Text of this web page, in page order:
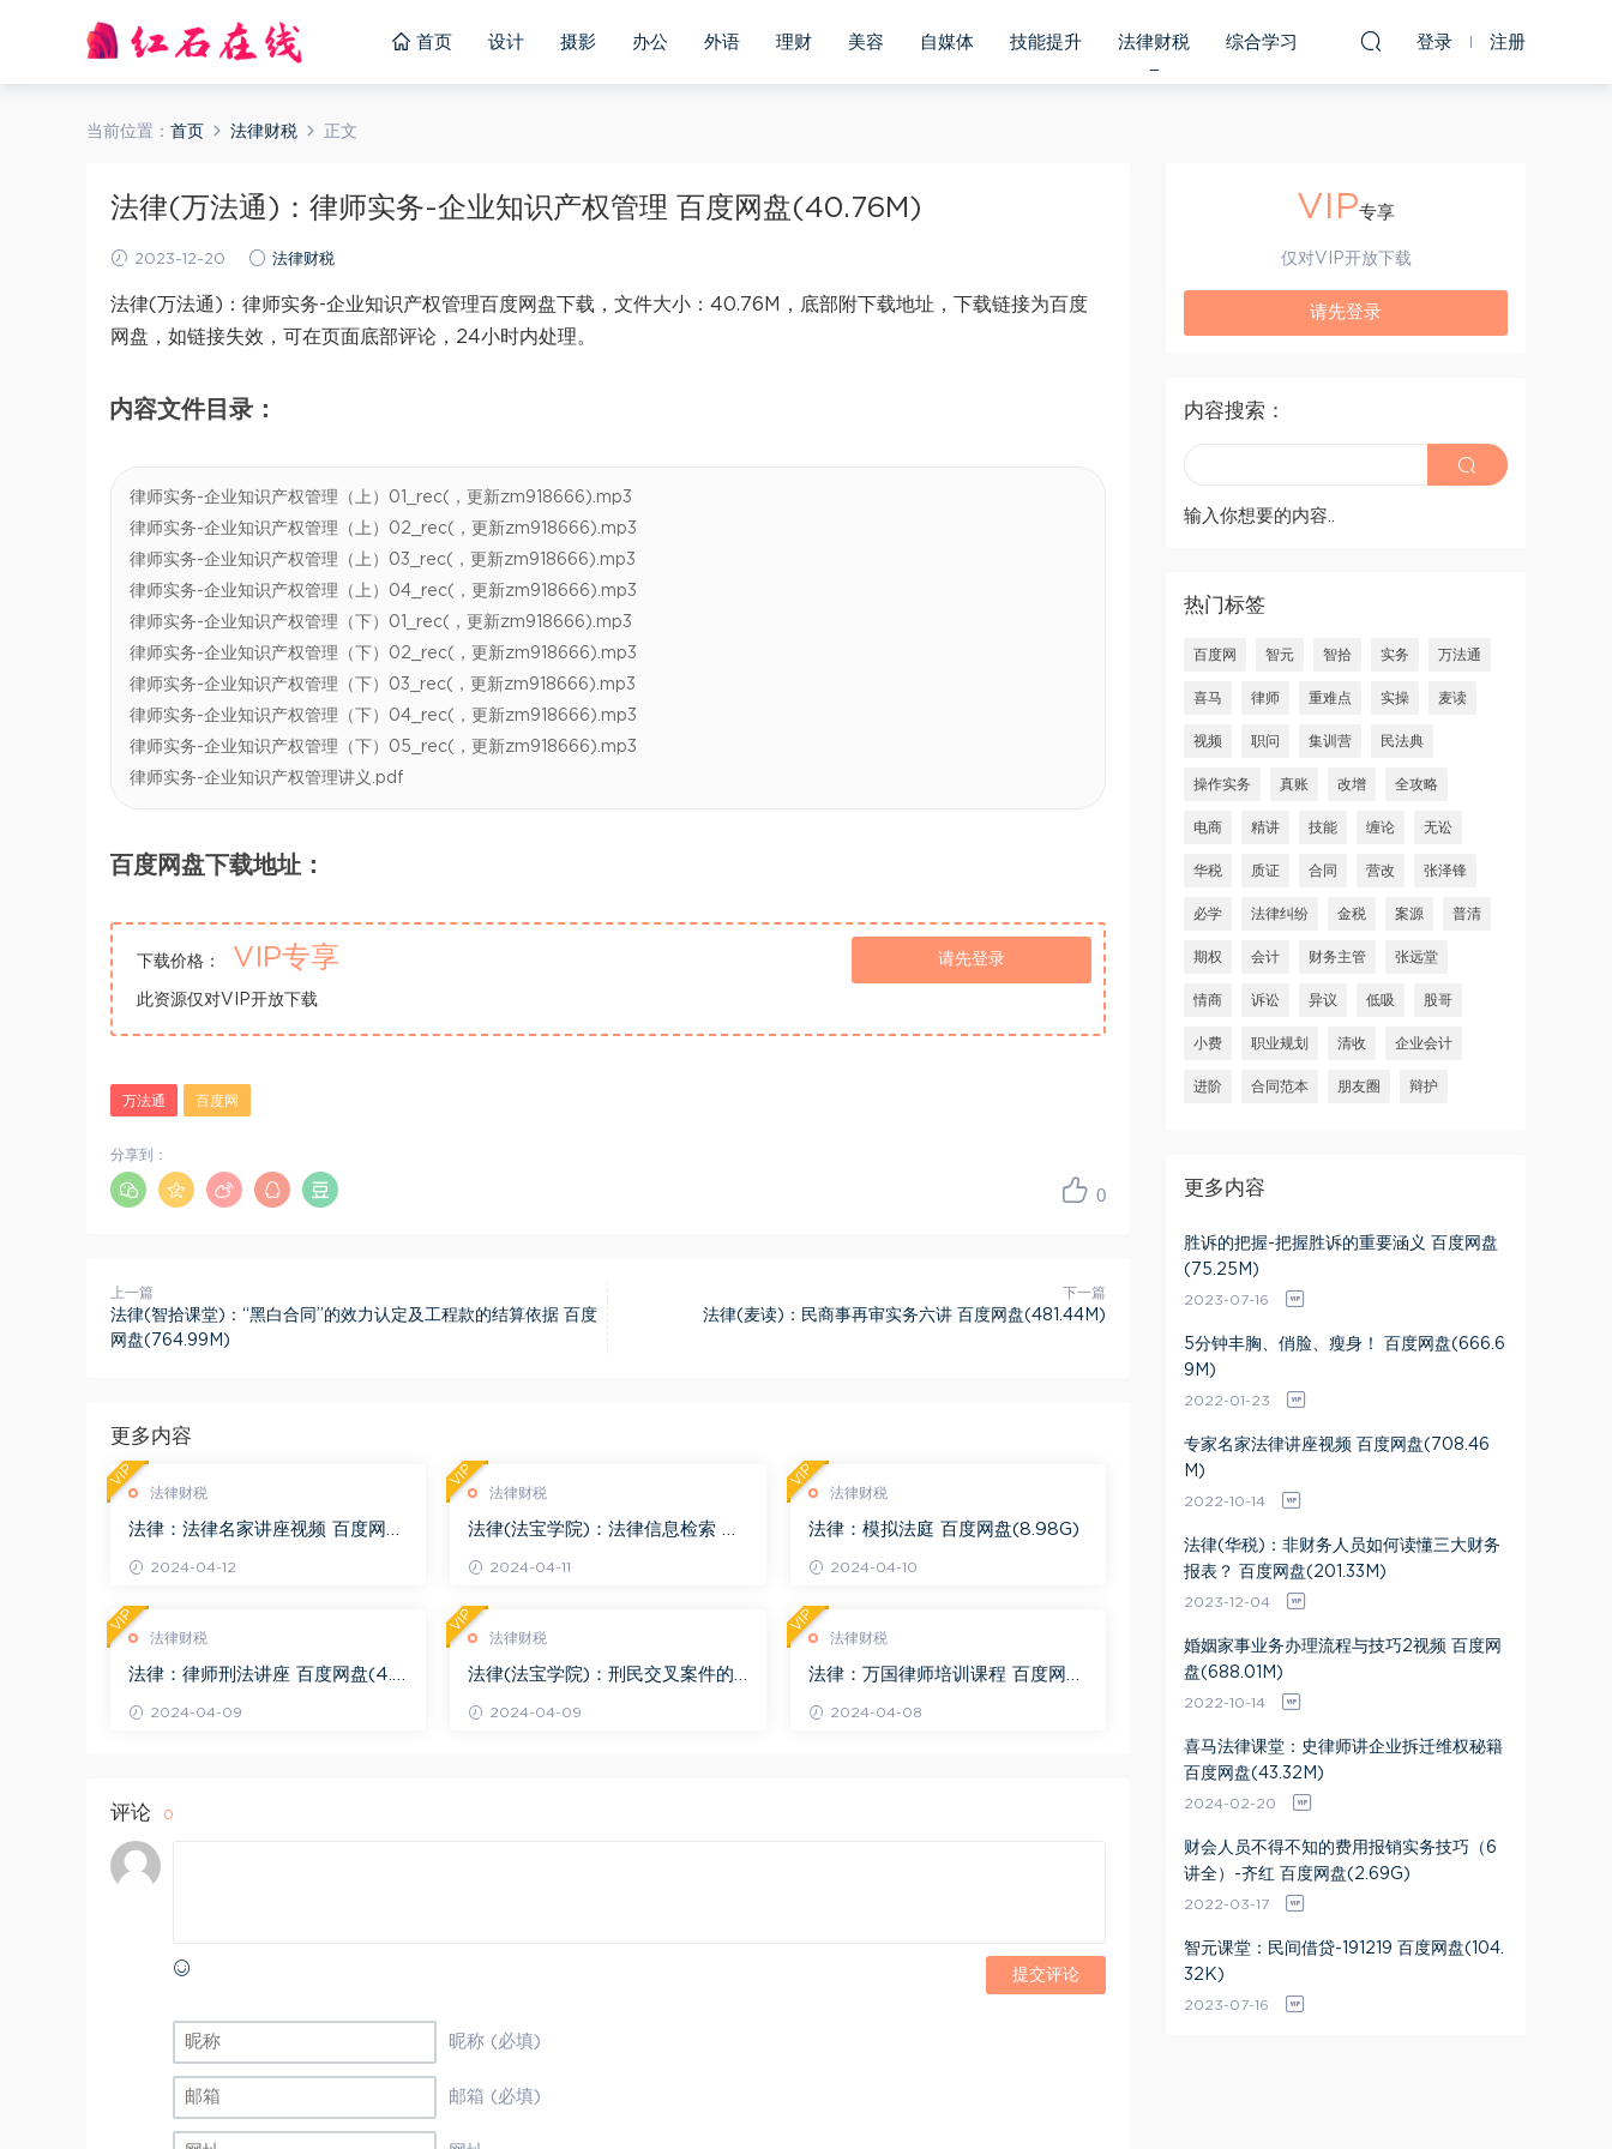
首页 设计 摄影 办公 外语 理财 美容 自媒体 技能提升 法律财税 综合学习 登录 注册
当前位置： 首页 法律财税 正文
法律(万法通)：律师实务-企业知识产权管理 百度网盘(40.76M)
2023-12-20 法律财税
法律(万法通)：律师实务-企业知识产权管理百度网盘下载，文件大小：40.76M，底部附下载地址，下载链接为百度
网盘，如链接失效，可在页面底部评论，24小时内处理。
内容文件目录：
律师实务-企业知识产权管理（上）01_rec(，更新zm918666).mp3
律师实务-企业知识产权管理（上）02_rec(，更新zm918666).mp3
律师实务-企业知识产权管理（上）03_rec(，更新zm918666).mp3
律师实务-企业知识产权管理（上）04_rec(，更新zm918666).mp3
律师实务-企业知识产权管理（下）01_rec(，更新zm918666).mp3
律师实务-企业知识产权管理（下）02_rec(，更新zm918666).mp3
律师实务-企业知识产权管理（下）03_rec(，更新zm918666).mp3
律师实务-企业知识产权管理（下）04_rec(，更新zm918666).mp3
律师实务-企业知识产权管理（下）05_rec(，更新zm918666).mp3
律师实务-企业知识产权管理讲义.pdf
百度网盘下载地址：
下载价格： VIP专享
此资源仅对VIP开放下载
请先登录
万法通 百度网
0
分享到：
上一篇
法律(智拾课堂)：“黑白合同”的效力认定及工程款的结算依据 百度
网盘(764.99M)
下一篇
法律(麦读)：民商事再审实务六讲 百度网盘(481.44M)
更多内容
法律财税
法律：法律名家讲座视频 百度网盘
2024-04-12
VIP
法律财税
法律(法宝学院)：法律信息检索 百
2024-04-11
VIP
法律财税
法律：模拟法庭 百度网盘(8.98G)
2024-04-10
VIP
法律财税
法律：律师刑法讲座 百度网盘(4.0
2024-04-09
VIP
法律财税
法律(法宝学院)：刑民交叉案件的
2024-04-09
VIP
法律财税
法律：万国律师培训课程 百度网盘
2024-04-08
VIP
评论 0
提交评论
昵称 (必填)
邮箱 (必填)
VIP专享
仅对VIP开放下载
请先登录
内容搜索：
输入你想要的内容..
热门标签
百度网 智元 智拾 实务 万法通
喜马 律师 重难点 实操 麦读
视频 职问 集训营 民法典
操作实务 真账 改增 全攻略
电商 精讲 技能 缠论 无讼
华税 质证 合同 营改 张泽锋
必学 法律纠纷 金税 案源 普清
期权 会计 财务主管 张远堂
情商 诉讼 异议 低吸 股哥
小费 职业规划 清收 企业会计
进阶 合同范本 朋友圈 辩护
更多内容
胜诉的把握-把握胜诉的重要涵义 百度网盘
(75.25M)
2023-07-16
5分钟丰胸、俏脸、瘦身！ 百度网盘(666.6
9M)
2022-01-23
专家名家法律讲座视频 百度网盘(708.46
M)
2022-10-14
法律(华税)：非财务人员如何读懂三大财务
报表？ 百度网盘(201.33M)
2023-12-04
婚姻家事业务办理流程与技巧2视频 百度网
盘(688.01M)
2022-10-14
喜马法律课堂：史律师讲企业拆迁维权秘籍
百度网盘(43.32M)
2024-02-20
财会人员不得不知的费用报销实务技巧（6
讲全）-齐红 百度网盘(2.69G)
2022-03-17
智元课堂：民间借贷-191219 百度网盘(104.
32K)
2023-07-16